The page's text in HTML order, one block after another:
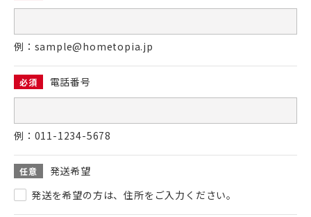
例：sample@hometopia.jp
必須 電話番号
例：011-1234-5678
任意
発送希望
発送を希望の方は、住所をご入力ください。